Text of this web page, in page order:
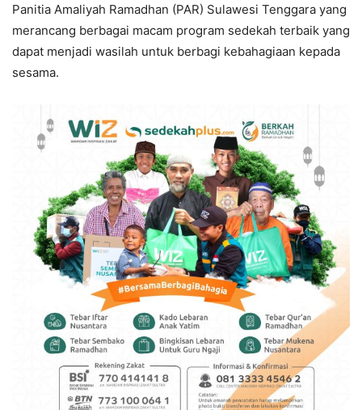
Panitia Amaliyah Ramadhan (PAR) Sulawesi Tenggara yang
merancang berbagai macam program sedekah terbaik yang
dapat menjadi wasilah untuk berbagi kebahagiaan kepada
sesama.